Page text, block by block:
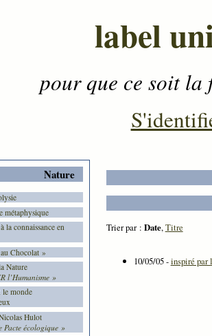
label
pour que ce soit
Nature
métaphysique
la connaissance en
Chocolat »
Nature
l’Humanisme »
le monde
Hulot
Pacte écologique »
Trier par : Date,Titre
10/05/05 -inspiré par